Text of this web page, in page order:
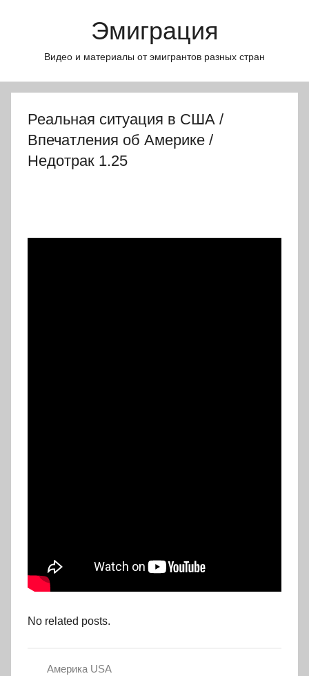
Эмиграция
Видео и материалы от эмигрантов разных стран
Реальная ситуация в США /
Впечатления об Америке /
Недотрак 1.25
No related posts.
Америка USA